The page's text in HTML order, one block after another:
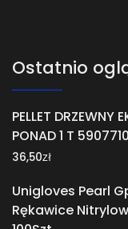
Ostatnio
PELLET DRZEWNY
PONAD 1 T
36,50zł
Unigloves Pearl
Rękawice